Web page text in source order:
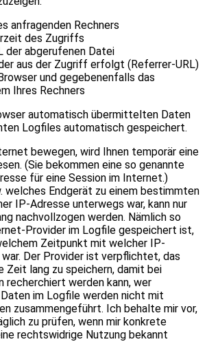
anfragenden Rechners
des Zugriffs
der abgerufenen Datei
aus der Zugriff erfolgt (Referrer-URL)
und gegebenenfalls das
Ihres Rechners
automatisch übermittelten Daten
Logfiles automatisch gespeichert.
bewegen, wird Ihnen temporär eine
(Sie bekommen eine so genannte
für eine Session im Internet.)
welches Endgerät zu einem bestimmten
IP-Adresse unterwegs war, kann nur
nachvollzogen werden. Nämlich so
Provider im Logfile gespeichert ist,
Zeitpunkt mit welcher IP-
Der Provider ist verpflichtet, das
Zeit lang zu speichern, damit bei
recherchiert werden kann, wer
im Logfile werden nicht mit
zusammengeführt. Ich behalte mir vor,
zu prüfen, wenn mir konkrete
rechtswidrige Nutzung bekannt